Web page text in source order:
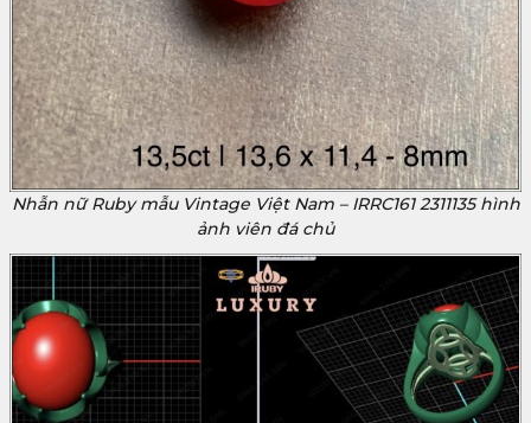
Nhẫn nữ Ruby mẫu Vintage Việt Nam – IRRC161 2311135 hình
ảnh viên đá chủ